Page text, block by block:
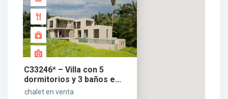
C33246* – Villa con 5
dormitorios y 3 baños e...
chalet en venta